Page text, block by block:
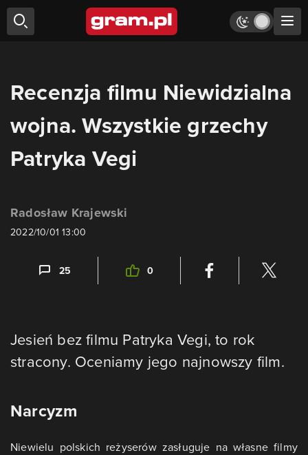
Recenzja filmu Niewidzialna
wojna. Wszystkie grzechy
Patryka Vegi
Radosław Krajewski
2022/10/01 13:00
25 0
Jesień bez filmu Patryka Vegi, to rok
stracony. Oceniamy jego najnowszy film.
Narcyzm
Niewielu polskich reżyserów zasługuje na własne filmy